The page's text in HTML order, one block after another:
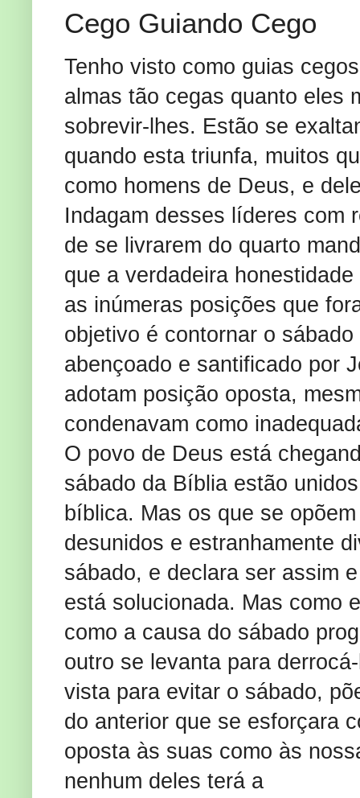
Cego Guiando Cego
Tenho visto como guias
almas tão cegas quanto eles
sobrevir-lhes. Estão se
quando esta triunfa, muitos
como homens de Deus, e
Indagam desses líderes com
de se livrarem do quarto
que a verdadeira
as inúmeras posições que
objetivo é contornar o
abençoado e santificado por
adotam posição oposta,
condenavam como
O povo de Deus está
sábado da Bíblia estão
bíblica. Mas os que se
desunidos e estranhamente
sábado, e declara ser assim
está solucionada. Mas como
como a causa do sábado
outro se levanta para
vista para evitar o sábado,
do anterior que se esforçara
oposta às suas como às
nenhum deles terá a